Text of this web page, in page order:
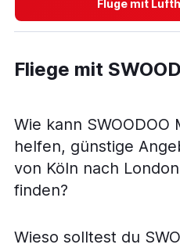
Flüge von Stuttgart nach
Flüge von Karlsruhe nach
Flüge von München nach
Flüge von Stuttgart nach
Flüge von Nürnberg nach
Flüge von Frankfurt am Main
Flüge von Nürnberg nach
Flüge mit
Fliege mit
Wie kann SWOODOO
helfen, günstige
von Köln nach
finden?
Wieso solltest du